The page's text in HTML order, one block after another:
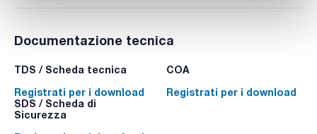
Documentazione tecnica
TDS / Scheda tecnica
Registrati per i download
COA
Registrati per i download
SDS / Scheda di
Sicurezza